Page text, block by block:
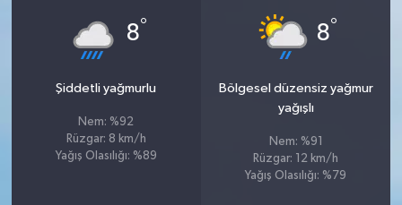
8°
Şiddetli yağmurlu
Nem: %92
Rüzgar: 8 km/h
Yağış Olasılığı: %89
8°
Bölgesel düzensiz yağmur
yağışlı
Nem: %91
Rüzgar: 12 km/h
Yağış Olasılığı: %79